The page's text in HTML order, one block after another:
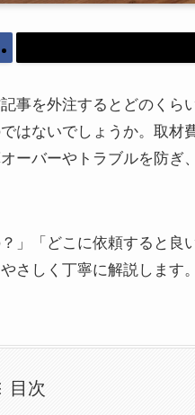
事を外注するとどのくら
はないでしょうか。取材
ーバーやトラブルを防ぎ
」「どこに依頼すると良
さしく丁寧に解説します。
目次